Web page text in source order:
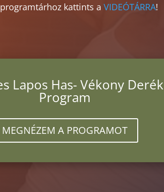
kattints a VIDEÓTÁRRA!
Lapos Has- Vékony Derék
Program
MEGNÉZEM A PROGRAMOT